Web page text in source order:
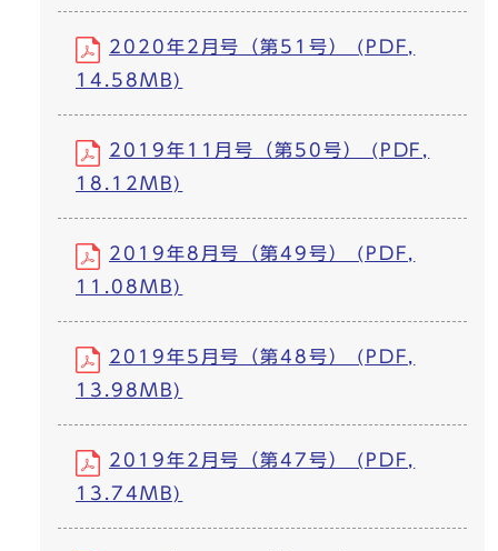
2020年2月号（第51号） (PDF,
14.58MB)
2019年11月号（第50号） (PDF,
18.12MB)
2019年8月号（第49号） (PDF,
11.08MB)
2019年5月号（第48号） (PDF,
13.98MB)
2019年2月号（第47号） (PDF,
13.74MB)